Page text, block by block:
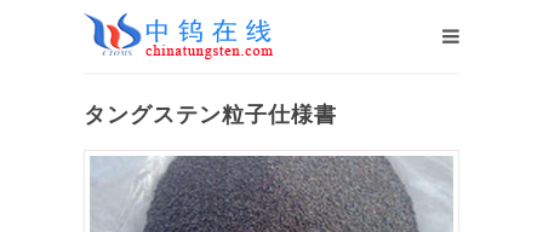
タングステン粒子仕様書